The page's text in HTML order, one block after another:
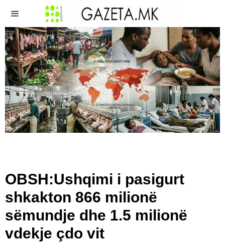
OBSH:Ushqimi i pasigurt
shkakton 866 milionë
sëmundje dhe 1.5 milionë
vdekje çdo vit